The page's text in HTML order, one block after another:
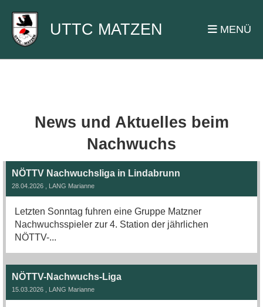
UTTC MATZEN MENÜ
News und Aktuelles beim
Nachwuchs
NÖTTV Nachwuchsliga in Lindabrunn
28.04.2026 , LANG Marianne
Letzten Sonntag fuhren eine Gruppe Matzner
Nachwuchsspieler zur 4. Station der jährlichen
NÖTTV-...
NÖTTV-Nachwuchs-Liga
15.03.2026 , LANG Marianne